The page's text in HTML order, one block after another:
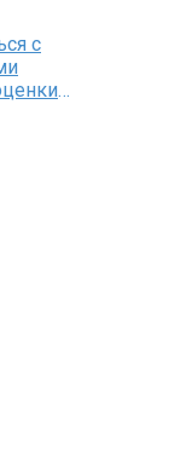
с